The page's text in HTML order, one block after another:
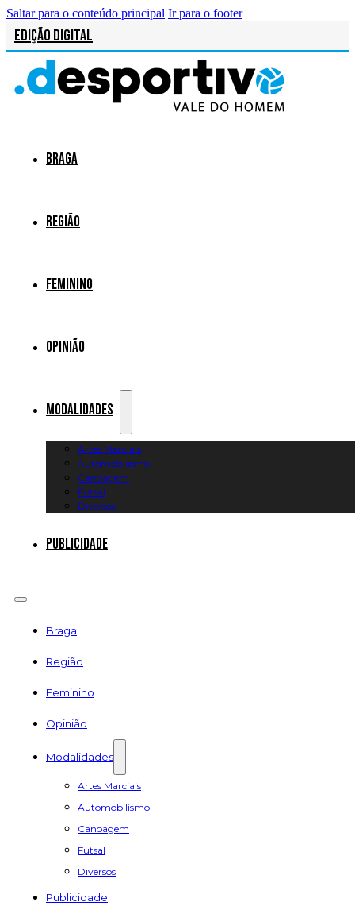
Saltar para o conteúdo principal Ir para o footer
Edição Digital
Braga
Região
Feminino
Opinião
Modalidades
Artes Marciais
Automobilismo
Canoagem
Futsal
Diversos
Publicidade
Braga
Região
Feminino
Opinião
Modalidades
Artes Marciais
Automobilismo
Canoagem
Futsal
Diversos
Publicidade